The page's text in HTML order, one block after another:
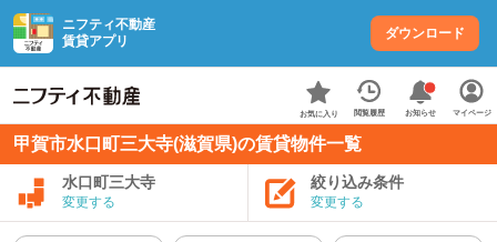
ニフティ不動産
賃貸アプリ
ダウンロード
お気に入り 閲覧履歴 お知らせ マイページ
甲賀市水口町三大寺(滋賀県)の賃貸物件一覧
水口町三大寺
変更する
絞り込み条件
変更する